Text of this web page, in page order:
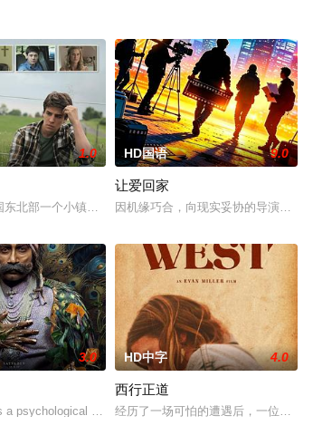
敏感错弱，没有被认可的才华。他们来自不同的地
、妹妹舞一起生活的照屋踊，憧憬舞蹈学校的丽莎，开始
1.0
北部一个小镇的农场，一个怀抱音乐理想的男孩，在追
HD国语 9.0
让爱回家
因机缘巧合，向现实妥协的导演朱达
方法，而一步步踏入在追求理想的理性与疯狂
一场颁奖典礼后，被一种突如其来的冲动驱使。回到布宜
3.0
a psychological drama set against the backdrop
HD中字 4.0
西行正道
经历了一场可怕的遭遇后，一位小镇